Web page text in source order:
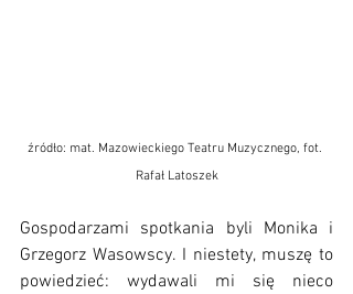
źródło: mat. Mazowieckiego Teatru Muzycznego, fot.
Rafał Latoszek
Gospodarzami spotkania byli Monika i
Grzegorz Wasowscy. I niestety, muszę to
powiedzieć: wydawali mi się nieco